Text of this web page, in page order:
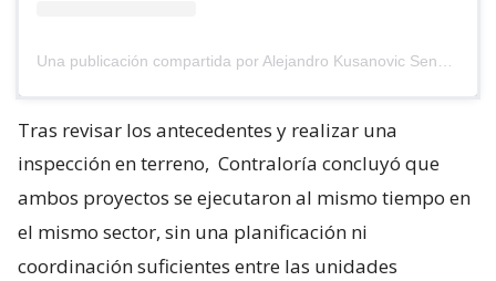
Tras revisar los antecedentes y realizar una
inspección en terreno, Contraloría concluyó que
ambos proyectos se ejecutaron al mismo tiempo en
el mismo sector, sin una planificación ni
coordinación suficientes entre las unidades